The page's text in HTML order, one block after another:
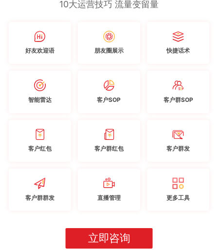
10大运营技巧 流量变留量
好友欢迎语 朋友圈展示 快捷话术
智能雷达 客户SOP 客户群SOP
客户红包 客户群红包 客户群发
客户群群发 直播管理 更多工具
立即咨询